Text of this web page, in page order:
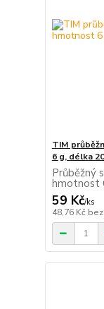
TIM
6 g, délka
Průběžný
hmotnost
59 Kč/ks
48,76 Kč